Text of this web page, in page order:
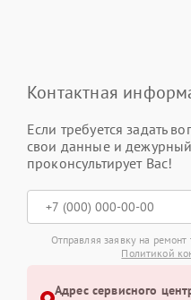
Контактная
Если требуется задать
свои данные и
проконсультирует Вас!
Отправляя заявку на
Политикой
Адрес сервисного